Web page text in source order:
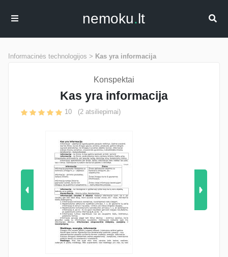
nemoku.lt
Informacinės technologijos > Kas yra informacija
Konspektai
Kas yra informacija
10 (2 atsiliepimai)